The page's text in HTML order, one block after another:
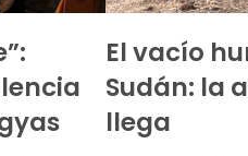
El vacío
Sudán: la
llega